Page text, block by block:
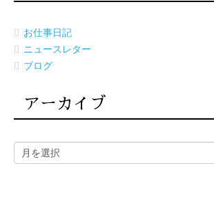
お仕事日記
ニュースレター
ブログ
アーカイブ